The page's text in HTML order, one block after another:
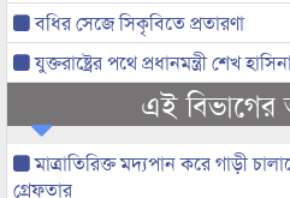
বধির সেজে সিকৃবিতে প্রতারণা
যুক্তরাষ্ট্রের পথে প্রধানমন্ত্রী শেখ
এই
মাত্রাতিরিক্ত মদ্যপান করে গাড়ী
গ্রেফতার